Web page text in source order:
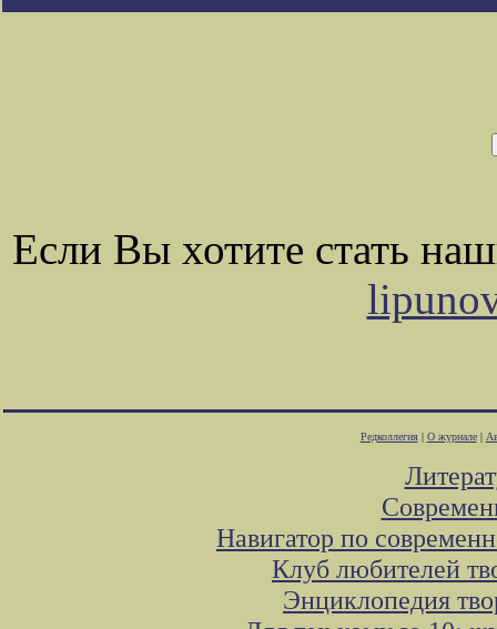
Если Вы хотите стать
Редколлегия| О журнале|
Навигатор по
Клуб любителей
Энциклопедия